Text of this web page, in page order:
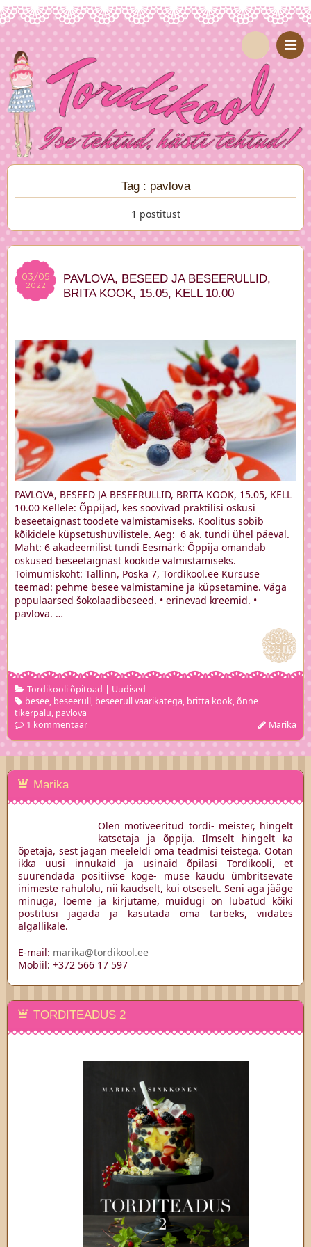
Tag : pavlova
1 postitust
03/05
2022
03/05
2022
PAVLOVA, BESEED JA BESEERULLID,
BRITA KOOK, 15.05, KELL 10.00
PAVLOVA, BESEED JA BESEERULLID, BRITA KOOK, 15.05, KELL
10.00 Kellele: Õppijad, kes soovivad praktilisi oskusi
beseetaignast toodete valmistamiseks. Koolitus sobib
kõikidele küpsetushuvilistele. Aeg: 6 ak. tundi ühel päeval.
Maht: 6 akadeemilist tundi Eesmärk: Õppija omandab
oskused beseetaignast kookide valmistamiseks.
Toimumiskoht: Tallinn, Poska 7, Tordikool.ee Kursuse
teemad: pehme besee valmistamine ja küpsetamine. Väga
populaarsed šokolaadibeseed. • erinevad kreemid. •
pavlova. …
LOE
LOE
Tordikooli õpitoad | Uudised
besee, beseerull, beseerull vaarikatega, britta kook,õnne
tikerpalu, pavlova
1 kommentaar
Marika
Marika
Olen motiveeritud tordi- meister, hingelt
katsetaja ja õppija. Ilmselt hingelt ka
õpetaja, sest jagan meeleldi oma teadmisi teistega. Ootan
ikka uusi innukaid ja usinaid õpilasi Tordikooli, et
suurendada positiivse koge- muse kaudu ümbritsevate
inimeste rahulolu, nii kaudselt, kui otseselt. Seni aga jääge
minuga, loeme ja kirjutame, muidugi on lubatud kõiki
postitusi jagada ja kasutada oma tarbeks, viidates
algallikale.
E-mail: marika@tordikool.ee
Mobiil: +372 566 17 597
TORDITEADUS 2